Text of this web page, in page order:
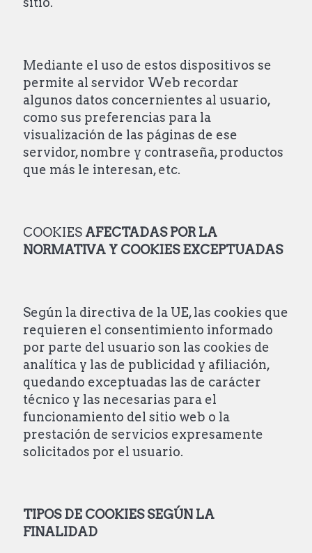
Mediante el uso de estos dispositivos se
permite al servidor Web recordar
algunos datos concernientes al usuario,
como sus preferencias para la
visualización de las páginas de ese
servidor, nombre y contraseña, productos
que más le interesan, etc.
COOKIES AFECTADAS POR LA
NORMATIVA Y COOKIES EXCEPTUADAS
Según la directiva de la UE, las cookies que
requieren el consentimiento informado
por parte del usuario son las cookies de
analítica y las de publicidad y afiliación,
quedando exceptuadas las de carácter
técnico y las necesarias para el
funcionamiento del sitio web o la
prestación de servicios expresamente
solicitados por el usuario.
TIPOS DE COOKIES SEGÚN LA
FINALIDAD